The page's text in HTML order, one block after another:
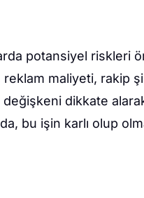
potansiyel riskleri
maliyeti, rakip
dikkate
bu işin karlı olup